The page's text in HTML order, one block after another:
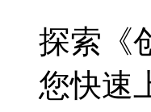
探索《
您快速